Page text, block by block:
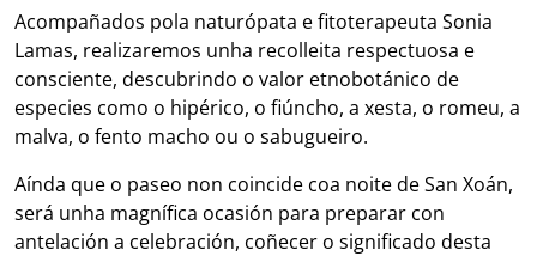
Acompañados pola naturópata e fitoterapeuta Sonia
Lamas, realizaremos unha recolleita respectuosa e
consciente, descubrindo o valor etnobotánico de
especies como o hipérico, o fiúncho, a xesta, o romeu, a
malva, o fento macho ou o sabugueiro.
Aínda que o paseo non coincide coa noite de San Xoán,
será unha magnífica ocasión para preparar con
antelación a celebración, coñecer o significado desta